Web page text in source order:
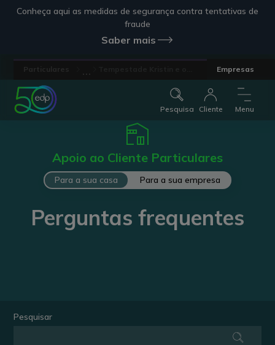
Conheça aqui as medidas de segurança contra tentativas de
fraude
Saber mais
Empresas
Pesquisa Cliente Menu
Apoio ao Cliente Particulares
Para a sua casa Para a sua empresa
Perguntas frequentes
Pesquisar